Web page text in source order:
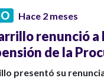
Hace 2 meses
renunció a
de la
presentó su